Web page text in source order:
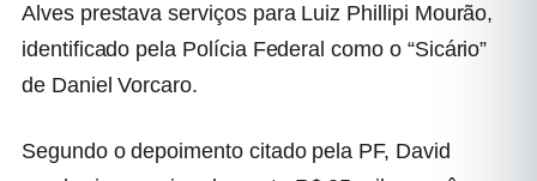
Alves prestava serviços para Luiz Phillipi Mourão,
identificado pela Polícia Federal como o “Sicário”
de Daniel Vorcaro.
Segundo o depoimento citado pela PF, David